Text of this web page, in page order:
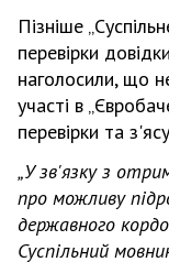
Пізніше
перевірки
наголосили, що
участі в
перевірки та
„У зв'язку з
про можливу
державного
Суспільний